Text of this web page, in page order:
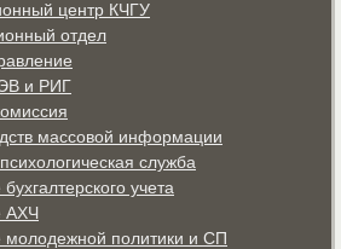
центр КЧГУ
отдел
и РИГ
массовой информации
служба
учета
АХЧ
молодежной политики и СП